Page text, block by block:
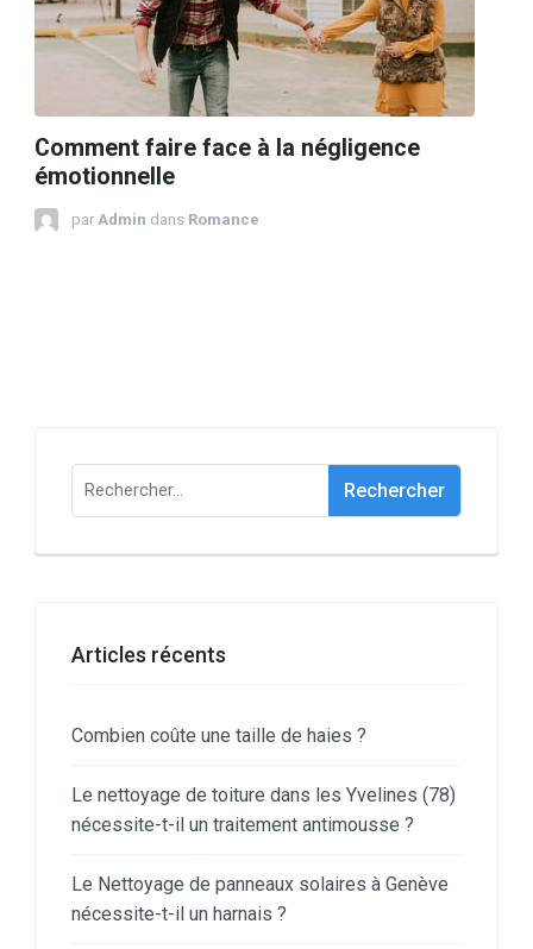
Comment faire face à la négligence
émotionnelle
par Admin dans Romance
Rechercher :
Articles récents
Combien coûte une taille de haies ?
Le nettoyage de toiture dans les Yvelines (78)
nécessite-t-il un traitement antimousse ?
Le Nettoyage de panneaux solaires à Genève
nécessite-t-il un harnais ?